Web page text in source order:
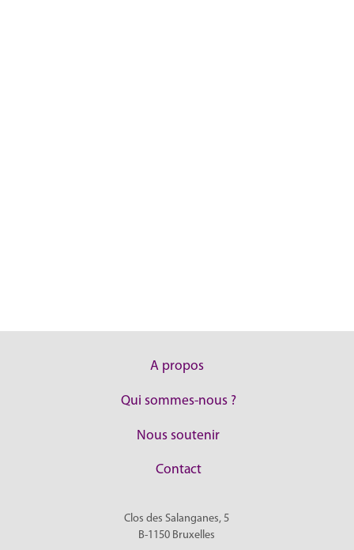
A propos
Qui sommes-nous ?
Nous soutenir
Contact
Clos des Salanganes, 5
B-1150 Bruxelles